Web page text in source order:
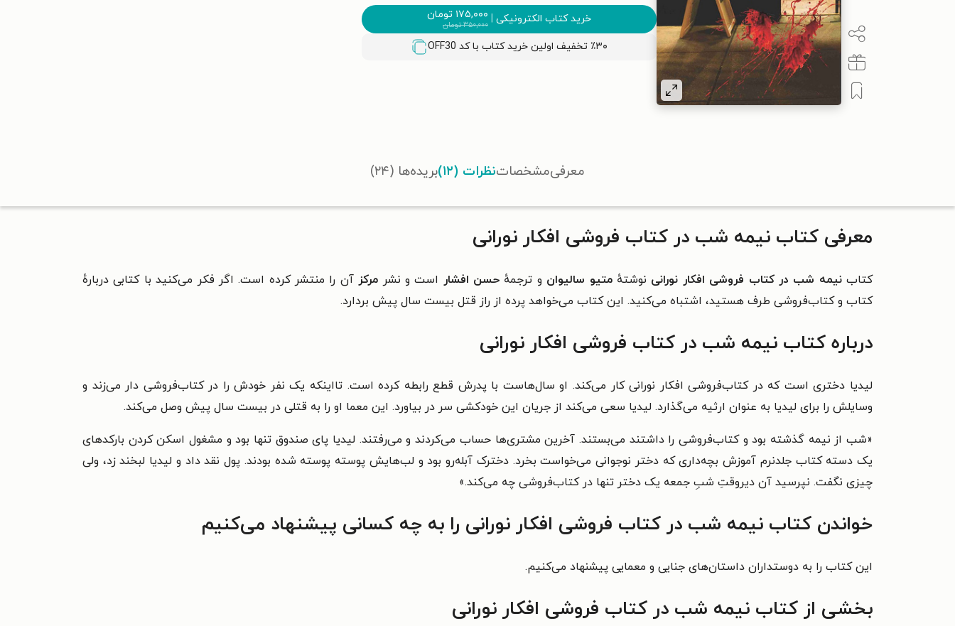
خرید کتاب الکترونیکی ۱۷۵,۰۰۰ تومان
۳۵۰,۰۰۰تومان
٪۳۰ تخفیف اولین خرید کتاب با کد OFF30
معرفیمشخصاتنظرات (۱۲) بریده‌ها (۲۴)
معرفی کتاب نیمه شب در کتاب فروشی افکار نورانی
کتابنیمه شب در کتاب فروشی افکار نورانی نوشتهٔمتیو سالیوان و ترجمهٔ حسن افشار است و نشر مرکزآن را منتشر کرده است. اگر فکر می‌کنید با کتابی دربارهٔ
کتاب و کتاب‌‌فروشی طرف هستید، اشتباه می‌کنید. این کتاب می‌خواهد پرده از راز قتل‌ بیست سال پیش بردارد.
درباره کتاب نیمه شب در کتاب فروشی افکار نورانی
لیدیا دختری است که در کتاب‌فروشی افکار نورانی کار می‌کند. او سال‌هاست با پدرش قطع رابطه کرده است. تااینکه یک نفر خودش را در کتاب‌‌فروشی دار می‌زند و
وسایلش را برای لیدیا به عنوان ارثیه می‌گذارد. لیدیا سعی می‌کند از جریان این خودکشی سر در بیاورد. این معما او را به قتلی در بیست سال پیش وصل می‌کند.
«شب از نیمه‌ گذشته بود و کتاب‌فروشی را داشتند می‌بستند. آخرین مشتری‌ها حساب می‌کردند و می‌رفتند. لیدیا پای صندوق تنها بود و مشغول اسکن کردن بارکدهای
یک دسته کتاب جلدنرم آموزش بچه‌داری که دختر نوجوانی می‌خواست بخرد. دخترک آبله‌رو بود و لب‌هایش پوسته پوسته شده بودند. پول نقد داد و لیدیا لبخند زد، ولی
چیزی نگفت. نپرسید آن دیروقتِ شبِ جمعه یک دختر تنها در کتاب‌فروشی چه می‌کند.»
خواندن کتاب نیمه شب در کتاب فروشی افکار نورانی را به چه کسانی پیشنهاد می‌کنیم
این کتاب را به دوستداران داستان‌های جنایی و معمایی پیشنهاد می‌کنیم.
بخشی از کتاب نیمه شب در کتاب فروشی افکار نورانی